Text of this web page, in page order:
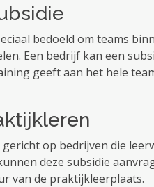
bedoeld om teams
Een bedrijf kan een
geeft aan het hele
op bedrijven die
deze subsidie
van de praktijkleerplaats.